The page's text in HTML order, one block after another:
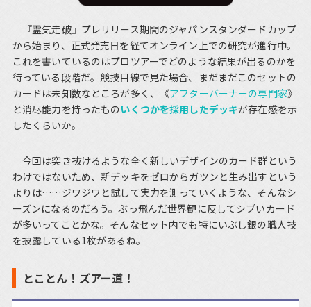
『霊気走破』プレリリース期間のジャパンスタンダードカップ
から始まり、正式発売日を経てオンライン上での研究が進行中。
これを書いているのはプロツアーでどのような結果が出るのかを
待っている段階だ。競技目線で見た場合、まだまだこのセットの
カードは未知数なところが多く、《アフターバーナーの専門家》
と消尽能力を持ったものいくつかを採用したデッキが存在感を示
したくらいか。
今回は突き抜けるような全く新しいデザインのカード群という
わけではないため、新デッキをゼロからガツンと生み出すという
よりは……ジワジワと試して実力を測っていくような、そんなシ
ーズンになるのだろう。ぶっ飛んだ世界観に反してシブいカード
が多いってことかな。そんなセット内でも特にいぶし銀の職人技
を披露している1枚があるね。
とことん！ズアー道！